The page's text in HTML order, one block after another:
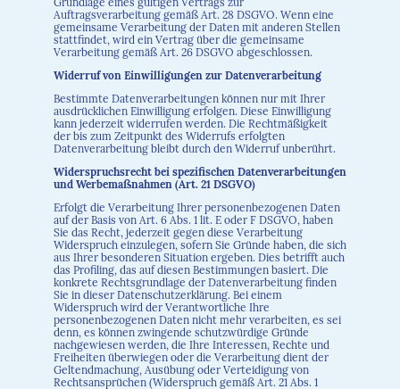
Auftragsverarbeitung gemäß Art. 28 DSGVO. Wenn eine
gemeinsame Verarbeitung der Daten mit anderen Stellen
stattfindet, wird ein Vertrag über die gemeinsame
Verarbeitung gemäß Art. 26 DSGVO abgeschlossen.
Widerruf von Einwilligungen zur Datenverarbeitung
Bestimmte Datenverarbeitungen können nur mit Ihrer
ausdrücklichen Einwilligung erfolgen. Diese Einwilligung
kann jederzeit widerrufen werden. Die Rechtmäßigkeit
der bis zum Zeitpunkt des Widerrufs erfolgten
Datenverarbeitung bleibt durch den Widerruf unberührt.
Widerspruchsrecht bei spezifischen Datenverarbeitungen
und Werbemaßnahmen (Art. 21 DSGVO)
Erfolgt die Verarbeitung Ihrer personenbezogenen Daten
auf der Basis von Art. 6 Abs. 1 lit. E oder F DSGVO, haben
Sie das Recht, jederzeit gegen diese Verarbeitung
Widerspruch einzulegen, sofern Sie Gründe haben, die sich
aus Ihrer besonderen Situation ergeben. Dies betrifft auch
das Profiling, das auf diesen Bestimmungen basiert. Die
konkrete Rechtsgrundlage der Datenverarbeitung finden
Sie in dieser Datenschutzerklärung. Bei einem
Widerspruch wird der Verantwortliche Ihre
personenbezogenen Daten nicht mehr verarbeiten, es sei
denn, es können zwingende schutzwürdige Gründe
nachgewiesen werden, die Ihre Interessen, Rechte und
Freiheiten überwiegen oder die Verarbeitung dient der
Geltendmachung, Ausübung oder Verteidigung von
Rechtsansprüchen (Widerspruch gemäß Art. 21 Abs. 1